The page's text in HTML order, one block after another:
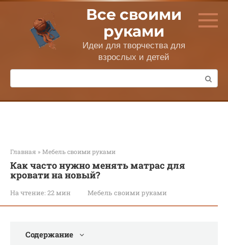
Перейти
контенту
Все своими
руками
Идеи для творчества для
взрослых и детей
Поиск:
Главная » Мебель своими руками
Как часто нужно менять матрас для
кровати на новый?
На чтение: 22 мин Мебель своими руками
Содержание